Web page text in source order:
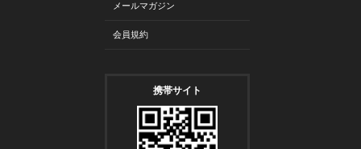
メールマガジン
会員規約
携帯サイト